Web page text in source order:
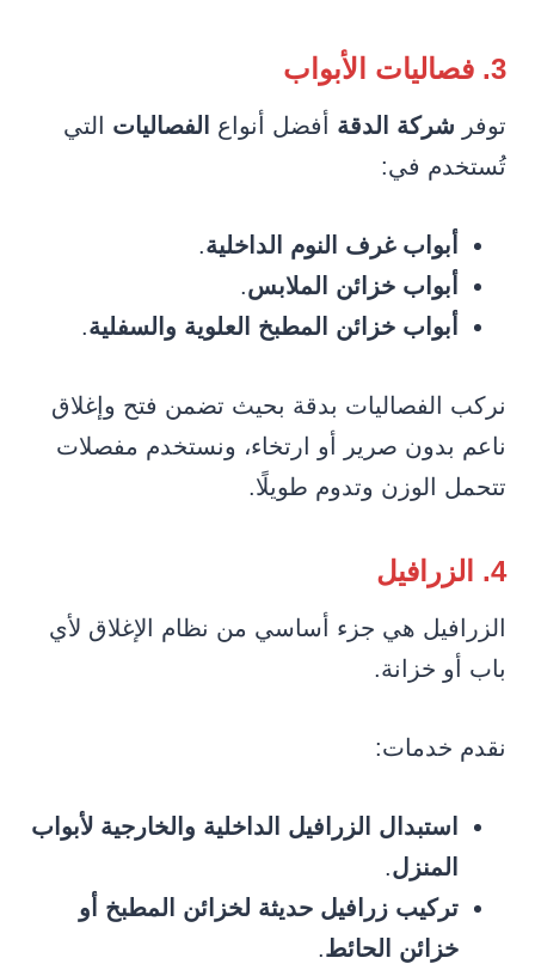
3. فصاليات الأبواب
توفر شركة الدقة أفضل أنواع الفصاليات التي
تُستخدم في:
أبواب غرف النوم الداخلية.
أبواب خزائن الملابس.
أبواب خزائن المطبخ العلوية والسفلية.
نركب الفصاليات بدقة بحيث تضمن فتح وإغلاق
ناعم بدون صرير أو ارتخاء، ونستخدم مفصلات
تتحمل الوزن وتدوم طويلًا.
4. الزرافيل
الزرافيل هي جزء أساسي من نظام الإغلاق لأي
باب أو خزانة.
نقدم خدمات:
استبدال الزرافيل الداخلية والخارجية لأبواب
المنزل.
تركيب زرافيل حديثة لخزائن المطبخ أو
خزائن الحائط.